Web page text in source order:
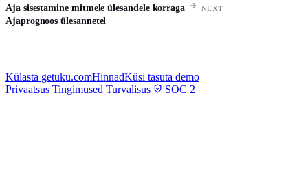
Aja sisestamine mitmele ülesandele korraga NEXT
Ajaprognoos ülesannetel
Külasta getuku.comHinnadKüsi tasuta demo
Privaatsus Tingimused Turvalisus SOC 2